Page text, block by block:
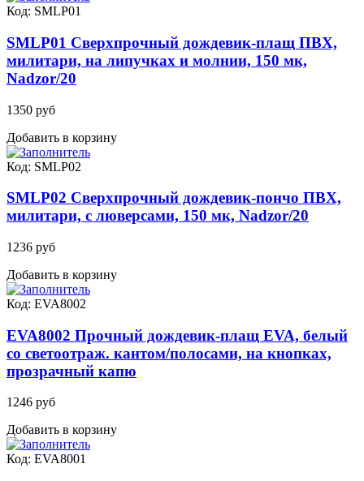
Код: SMLP01
SMLP01 Сверхпрочный дождевик-плащ ПВХ,
милитари, на липучках и молнии, 150 мк,
Nadzor/20
1350 руб
Добавить в корзину
Код: SMLP02
SMLP02 Сверхпрочный дождевик-пончо ПВХ,
милитари, с люверсами, 150 мк, Nadzor/20
1236 руб
Добавить в корзину
Код: EVA8002
EVA8002 Прочный дождевик-плащ EVA, белый
со светоотраж. кантом/полосами, на кнопках,
прозрачный капю
1246 руб
Добавить в корзину
Код: EVA8001